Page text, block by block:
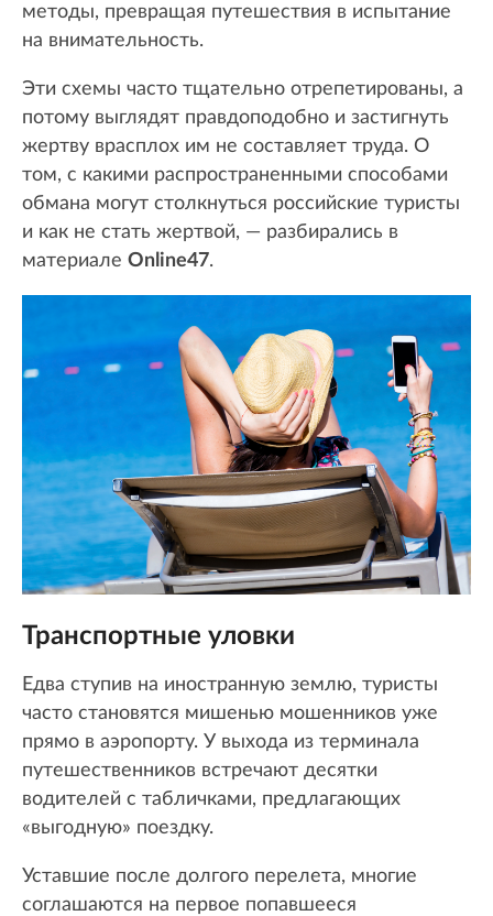
методы, превращая путешествия в испытание
на внимательность.
Эти схемы часто тщательно отрепетированы, а
потому выглядят правдоподобно и застигнуть
жертву врасплох им не составляет труда. О
том, с какими распространенными способами
обмана могут столкнуться российские туристы
и как не стать жертвой, — разбирались в
материале Online47.
Транспортные уловки
Едва ступив на иностранную землю, туристы
часто становятся мишенью мошенников уже
прямо в аэропорту. У выхода из терминала
путешественников встречают десятки
водителей с табличками, предлагающих
«выгодную» поездку.
Уставшие после долгого перелета, многие
соглашаются на первое попавшееся